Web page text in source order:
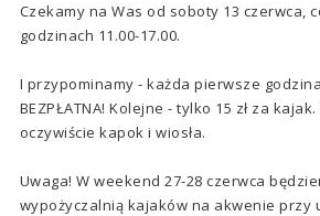
Czekamy na Was od soboty 13 czerwca,
godzinach 11.00-17.00.
I przypominamy - każda pierwsze
BEZPŁATNA! Kolejne - tylko 15 zł za
oczywiście kapok i wiosła.
Uwaga! W weekend 27-28 czerwca
wypożyczalnią kajaków na akwenie przy